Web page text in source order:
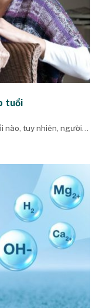
tuổi
tuy nhiên, người...